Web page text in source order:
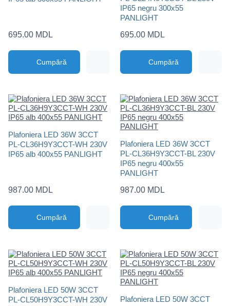
695.00 MDL
Cumpără
IP65 negru 300x55
PANLIGHT
695.00 MDL
Cumpără
Plafoniera LED 36W 3CCT
PL-CL36H9Y3CCT-WH 230V
IP65 alb 400x55 PANLIGHT
987.00 MDL
Cumpără
Plafoniera LED 36W 3CCT
PL-CL36H9Y3CCT-BL 230V
IP65 negru 400x55
PANLIGHT
987.00 MDL
Cumpără
Plafoniera LED 50W 3CCT
PL-CL50H9Y3CCT-WH 230V
Plafoniera LED 50W 3CCT